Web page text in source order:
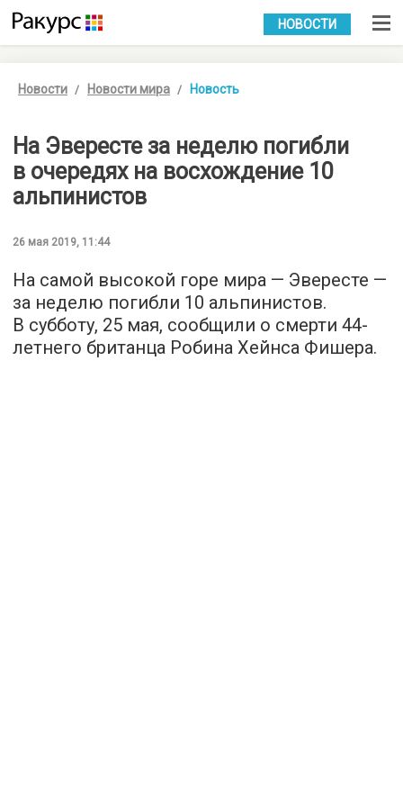
УКР РУС
НОВОСТИ
Новости Новости мира Новость
На Эвересте за неделю погибли
в очередях на восхождение 10
альпинистов
26 мая 2019, 11:44
На самой высокой горе мира — Эвересте —
за неделю погибли 10 альпинистов.
В субботу, 25 мая, сообщили о смерти 44-
летнего британца Робина Хейнса Фишера.